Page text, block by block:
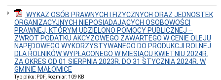
opłaty
lokalne
Planowanie
zagospodarowanie
przestrzenne
oraz
budownictwo
Ochrona
WYKAZ OSÓB PRAWNYCH I FIZYCZNYCH ORAZ JEDNOSTEK
ORGANIZACYJNYCH NIEPOSIADAJĄCYCH OSOBOWOŚCI
PRAWNEJ, KTÓRYM UDZIELONO POMOCY PUBLICZNEJ –
ZWROT PODATKU AKCYZOWEGO ZAWARTEGO W CENIE OLEJU
NAPĘDOWEGO WYKORZYSTYWANEGO DO PRODUKCJI ROLNEJ
DLA ROLNIKÓW WYPŁACONEGO W MIESIĄCU KWIETNIU 2024R.
ZA OKRES OD 01 SIERPNIA 2023R. DO 31 STYCZNIA 2024R. W
GMINIE MAŁOMICE
Typ pliku: PDF, Rozmiar: 109 KB